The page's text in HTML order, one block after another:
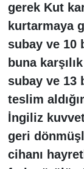
gerek Kut
kurtarmaya
subay ve 10
buna
subay ve 13
teslim
İngiliz
geri
cihanı